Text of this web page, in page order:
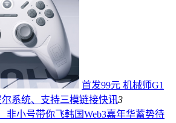
首发99元 机械师G1
系统、支持三模链接快讯3
非小号带你飞韩国Web3嘉年华蓄势待